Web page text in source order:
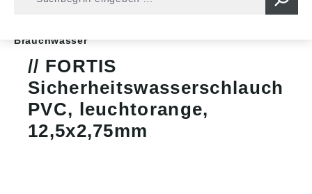
Brauchwasser
FORTIS
Sicherheitswasserschlauch
PVC, leuchtorange,
12,5x2,75mm